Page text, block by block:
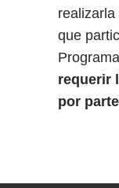
que
requerir
por